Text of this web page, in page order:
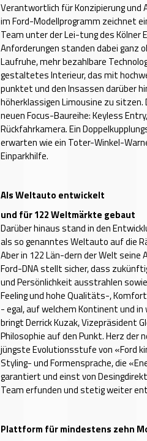
Verantwortlich für Konzipierung und
im Ford-Modellprogramm zeichnet
Team unter der Lei-tung des Kölner
Anforderungen standen dabei ganz
Laufruhe, mehr bezahlbare
gestaltetes Interieur, das mit
punktet und den Insassen darüber
höherklassigen Limousine zu
neuen Focus-Baureihe: Keyless
Rückfahrkamera. Ein
erwarten wie ein Toter-Winkel-
Einparkhilfe.
Als Weltauto entwickelt
und für 122 Weltmärkte gebaut
Darüber hinaus stand in den
als so genanntes Weltauto auf die
Aber in 122 Län-dern der Welt seine
Ford-DNA stellt sicher, dass
und Persönlichkeit ausstrahlen
Feeling und hohe Qualitäts-,
- egal, auf welchem Kontinent und
bringt Derrick Kuzak, Vizepräsident
Philosophie auf den Punkt. Herz der
jüngste Evolutionsstufe von «Ford
Styling- und Formensprache, die
garantiert und einst von
Team erfunden und stetig weiter
Plattform für mindestens zehn